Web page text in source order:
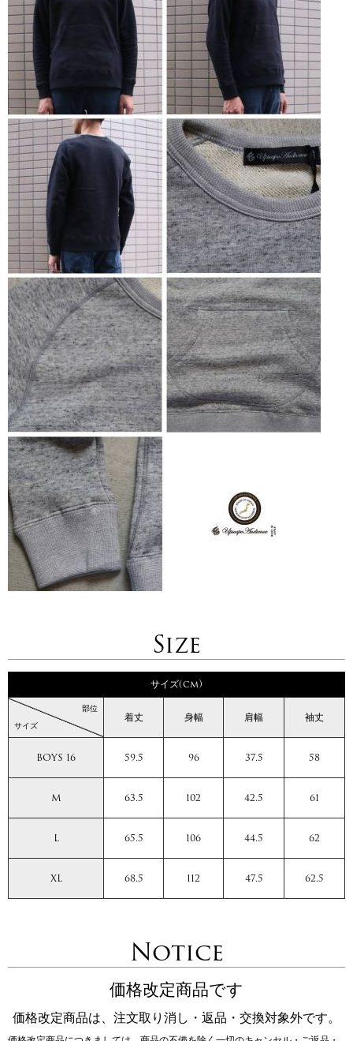
Size
サイズ(cm)
サイズ
部位
着丈 身幅 肩幅 袖丈
BOYS 16 59.5 96 37.5 58
M 63.5 102 42.5 61
L 65.5 106 44.5 62
XL 68.5 112 47.5 62.5
Notice
価格改定商品です
価格改定商品は、注文取り消し・返品・交換対象外です。